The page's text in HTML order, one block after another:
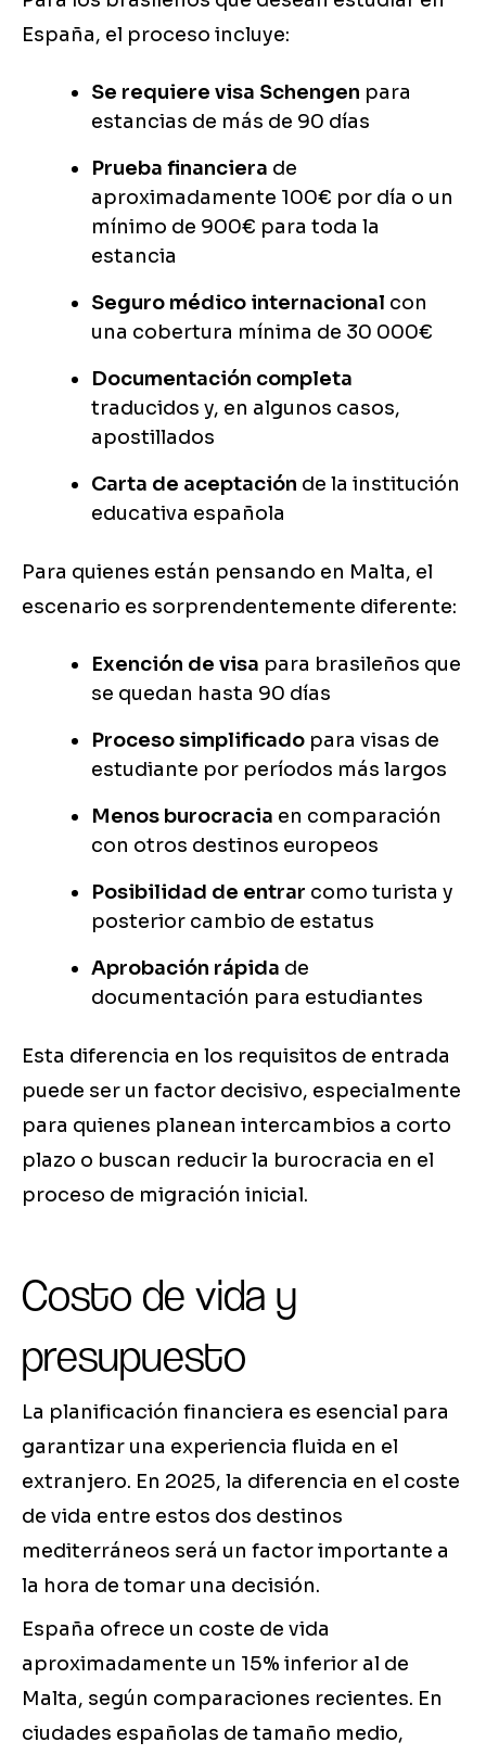
España, el proceso incluye:
Se requiere visa Schengen para
estancias de más de 90 días
Prueba financiera de
aproximadamente 100€ por día o un
mínimo de 900€ para toda la
estancia
Seguro médico internacional con
una cobertura mínima de 30 000€
Documentación completa
traducidos y, en algunos casos,
apostillados
Carta de aceptación de la institución
educativa española
Para quienes están pensando en Malta, el
escenario es sorprendentemente diferente:
Exención de visa para brasileños que
se quedan hasta 90 días
Proceso simplificado para visas de
estudiante por períodos más largos
Menos burocracia en comparación
con otros destinos europeos
Posibilidad de entrar como turista y
posterior cambio de estatus
Aprobación rápida de
documentación para estudiantes
Esta diferencia en los requisitos de entrada
puede ser un factor decisivo, especialmente
para quienes planean intercambios a corto
plazo o buscan reducir la burocracia en el
proceso de migración inicial.
Costo de vida y
presupuesto
La planificación financiera es esencial para
garantizar una experiencia fluida en el
extranjero. En 2025, la diferencia en el coste
de vida entre estos dos destinos
mediterráneos será un factor importante a
la hora de tomar una decisión.
España ofrece un coste de vida
aproximadamente un 15% inferior al de
Malta, según comparaciones recientes. En
ciudades españolas de tamaño medio,